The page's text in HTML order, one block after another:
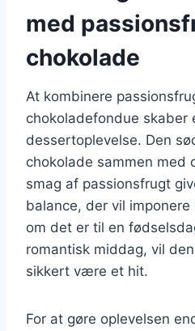
med
chokolade
At kombinere
chokoladefondue skaber
dessertoplevelse. Den
chokolade sammen med
smag af passionsfrugt
balance, der vil
om det er til en
romantisk middag, vil
sikkert være et hit.
For at gøre oplevelsen